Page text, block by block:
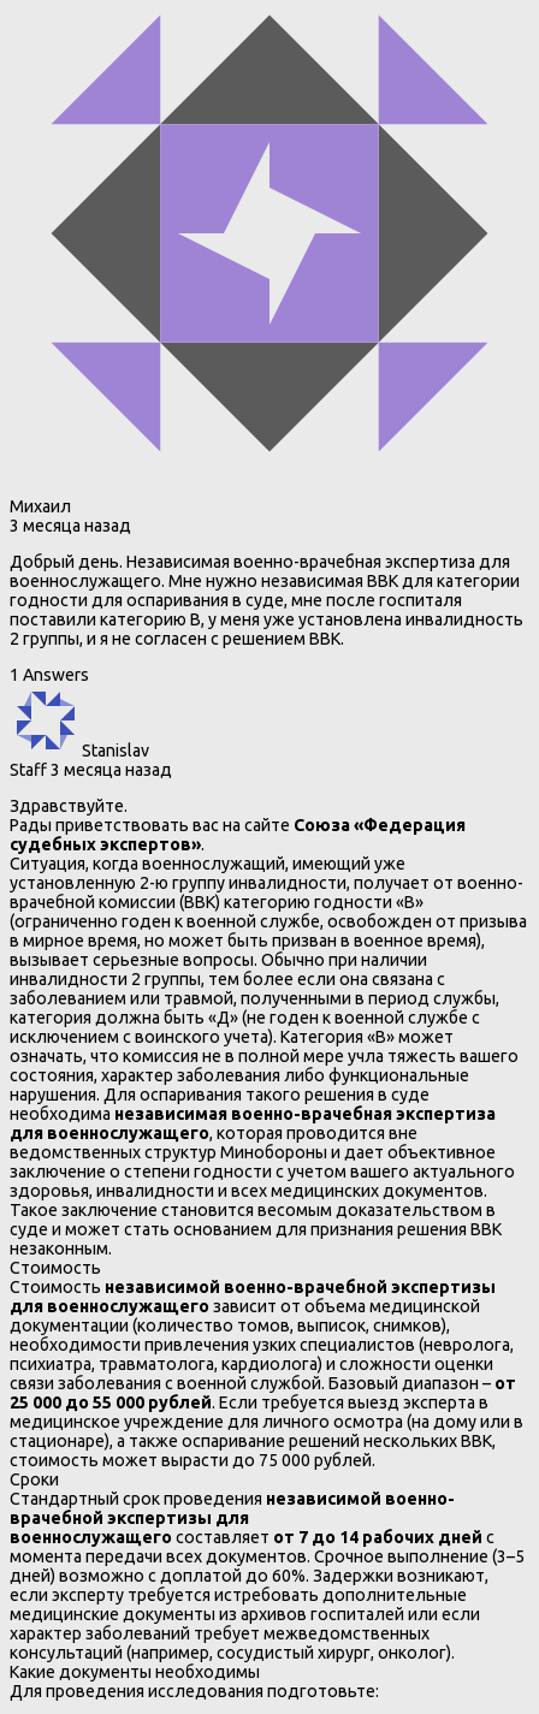
Михаил
3 месяца назад
Добрый день. Независимая военно-врачебная экспертиза для
военнослужащего. Мне нужно независимая ВВК для категории
годности для оспаривания в суде, мне после госпиталя
поставили категорию В, у меня уже установлена инвалидность
2 группы, и я не согласен с решением ВВК.
1 Answers
Stanislav
Staff3 месяца назад
Здравствуйте.
Рады приветствовать вас на сайте Союза «Федерация
судебных экспертов».
Ситуация, когда военнослужащий, имеющий уже
установленную 2-ю группу инвалидности, получает от военно-
врачебной комиссии (ВВК) категорию годности «В»
(ограниченно годен к военной службе, освобожден от призыва
в мирное время, но может быть призван в военное время),
вызывает серьезные вопросы. Обычно при наличии
инвалидности 2 группы, тем более если она связана с
заболеванием или травмой, полученными в период службы,
категория должна быть «Д» (не годен к военной службе с
исключением с воинского учета). Категория «В» может
означать, что комиссия не в полной мере учла тяжесть вашего
состояния, характер заболевания либо функциональные
нарушения. Для оспаривания такого решения в суде
необходима независимая военно-врачебная экспертиза
для военнослужащего, которая проводится вне
ведомственных структур Минобороны и дает объективное
заключение о степени годности с учетом вашего актуального
здоровья, инвалидности и всех медицинских документов.
Такое заключение становится весомым доказательством в
суде и может стать основанием для признания решения ВВК
незаконным.
Стоимость
Стоимость независимой военно-врачебной экспертизы
для военнослужащего зависит от объема медицинской
документации (количество томов, выписок, снимков),
необходимости привлечения узких специалистов (невролога,
психиатра, травматолога, кардиолога) и сложности оценки
связи заболевания с военной службой. Базовый диапазон – от
25 000 до 55 000 рублей. Если требуется выезд эксперта в
медицинское учреждение для личного осмотра (на дому или в
стационаре), а также оспаривание решений нескольких ВВК,
стоимость может вырасти до 75 000 рублей.
Сроки
Стандартный срок проведения независимой военно-
врачебной экспертизы для
военнослужащего составляет от 7 до 14 рабочих дней с
момента передачи всех документов. Срочное выполнение (3–5
дней) возможно с доплатой до 60%. Задержки возникают,
если эксперту требуется истребовать дополнительные
медицинские документы из архивов госпиталей или если
характер заболеваний требует межведомственных
консультаций (например, сосудистый хирург, онколог).
Какие документы необходимы
Для проведения исследования подготовьте: